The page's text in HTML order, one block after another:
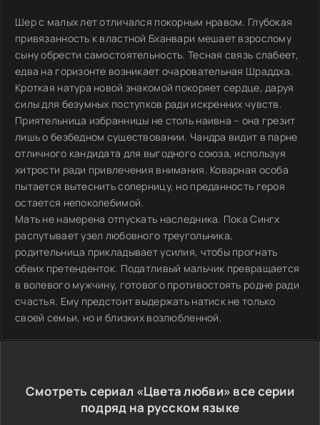
Шер с малых лет отличался покорным нравом. Глубокая
привязанность к властной Бханвари мешает взрослому
сыну обрести самостоятельность. Тесная связь слабеет,
едва на горизонте возникает очаровательная Шраддха.
Кроткая натура новой знакомой покоряет сердце, даруя
силы для безумных поступков ради искренних чувств.
Приятельница избранницы не столь наивна – она грезит
лишь о безбедном существовании. Чандра видит в парне
отличного кандидата для выгодного союза, используя
хитрости ради привлечения внимания. Коварная особа
пытается вытеснить соперницу, но преданность героя
остается непоколебимой.
Мать не намерена отпускать наследника. Пока Сингх
распутывает узел любовного треугольника,
родительница прикладывает усилия, чтобы прогнать
обеих претенденток. Податливый мальчик превращается
в волевого мужчину, готового противостоять родне ради
счастья. Ему предстоит выдержать натиск не только
своей семьи, но и близких возлюбленной.
Смотреть сериал «Цвета любви» все серии
подряд на русском языке